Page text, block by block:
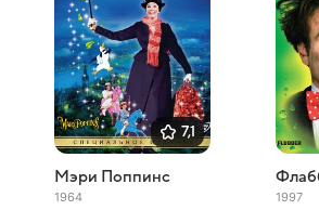
7,1
Мэри Поппинс
1964 1997